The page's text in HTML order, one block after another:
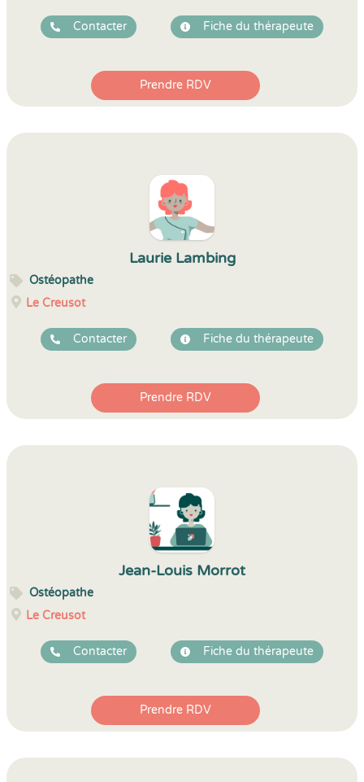
Contacter Fiche du thérapeute
Prendre RDV
Laurie Lambing
Ostéopathe
Le Creusot
Contacter Fiche du thérapeute
Prendre RDV
Jean-Louis Morrot
Ostéopathe
Le Creusot
Contacter Fiche du thérapeute
Prendre RDV